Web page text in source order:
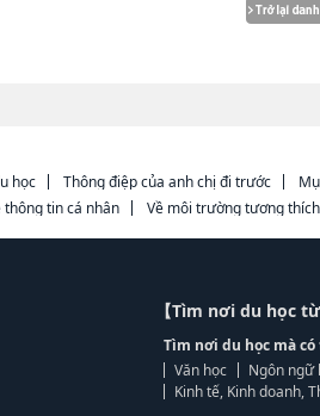
học Thông điệp của anh chị đi trước
thông tin cá nhân Về môi trường tương thích
【Tìm nơi du học
Tìm nơi du học mà
Văn học
Ngôn ngữ
Kinh tế, Kinh doanh,